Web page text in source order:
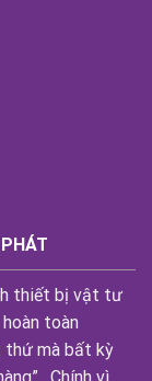
thiết bị vật tư
toàn
thứ mà bất kỳ